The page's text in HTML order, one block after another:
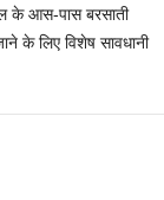
के आस-पास बरसाती
के लिए विशेष सावधानी